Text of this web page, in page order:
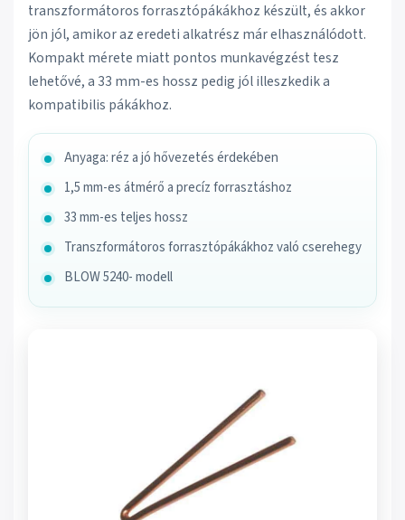
transzformátoros forrasztópákákhoz készült, és akkor
jön jól, amikor az eredeti alkatrész már elhasználódott.
Kompakt mérete miatt pontos munkavégzést tesz
lehetővé, a 33 mm-es hossz pedig jól illeszkedik a
kompatibilis pákákhoz.
Anyaga: réz a jó hővezetés érdekében
1,5 mm-es átmérő a precíz forrasztáshoz
33 mm-es teljes hossz
Transzformátoros forrasztópákákhoz való cserehegy
BLOW 5240- modell